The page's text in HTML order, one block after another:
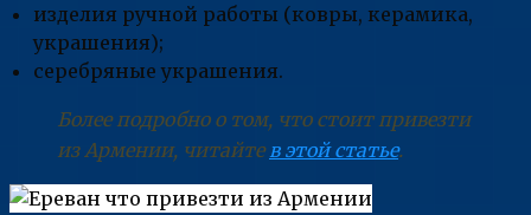
изделия ручной работы (ковры, керамика,
украшения);
серебряные украшения.
Более подробно о том, что стоит привезти
из Армении, читайте в этой статье.